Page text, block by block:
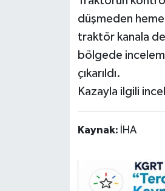
düşmeden
traktör kanala
bölgede
çıkarıldı.
Kazayla ilgili
Kaynak: İHA